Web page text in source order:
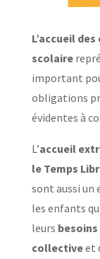
L’accueil
scolaire
important
obligations
évidentes à
L’accueil
le Temps
sont aussi un
les enfants
leurs besoins
collectiveet